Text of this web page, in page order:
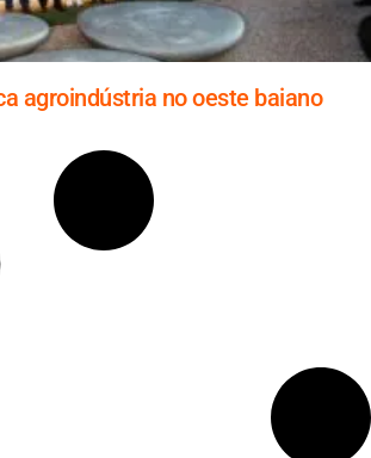
agroindústria no oeste baiano